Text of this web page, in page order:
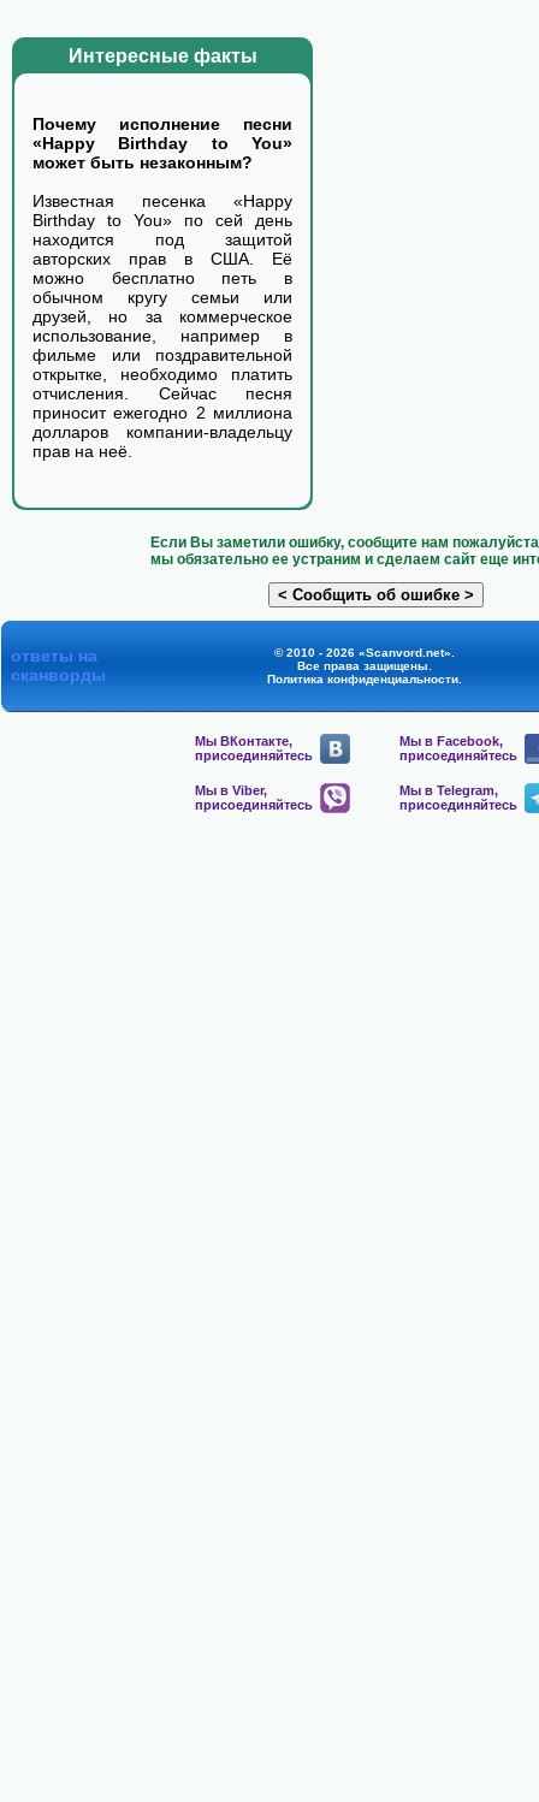
Интересные факты
Почему исполнение песни
«Happy Birthday to You»
может быть незаконным?
Известная песенка «Happy
Birthday to You» по сей день
находится под защитой
авторских прав в США. Её
можно бесплатно петь в
обычном кругу семьи или
друзей, но за коммерческое
использование, например в
фильме или поздравительной
открытке, необходимо платить
отчисления. Сейчас песня
приносит ежегодно 2 миллиона
долларов компании-владельцу
прав на неё.
Если Вы заметили ошибку, сообщите нам
мы обязательно ее устраним и сделаем сайт еще
ответы на
сканворды
© 2010 - 2026 «Scanvord.net».
Все права защищены.
Политика конфиденциальности.
Мы ВКонтакте,
присоединяйтесь
Мы в Facebook,
присоединяйтесь
Мы в Viber,
присоединяйтесь
Мы в Telegram,
присоединяйтесь